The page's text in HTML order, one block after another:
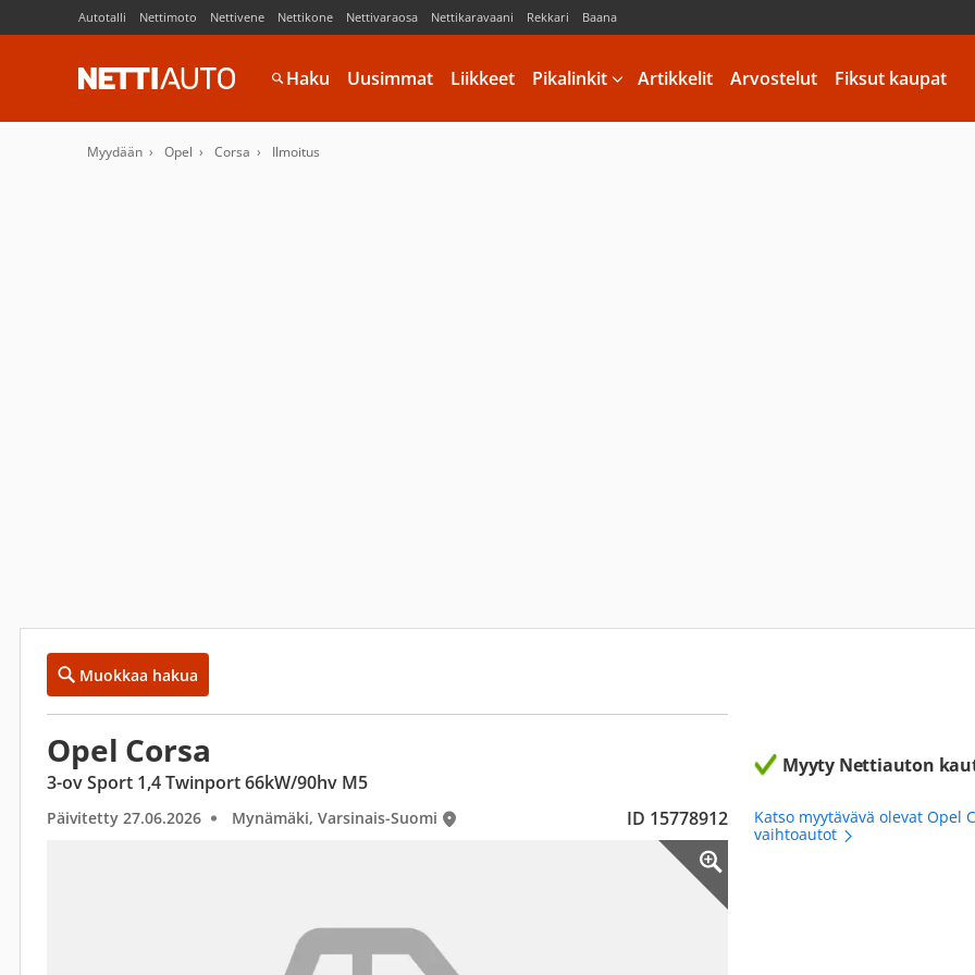
Autotalli Nettimoto Nettivene Nettikone Nettivaraosa Nettikaravaani Rekkari Baana
Haku Uusimmat Liikkeet Pikalinkit Artikkelit Arvostelut Fiksut kaupat
Myydään Opel Corsa Ilmoitus
Muokkaa hakua
Opel Corsa
3-ov Sport 1,4 Twinport 66kW/90hv M5
Päivitetty 27.06.2026 Mynämäki, Varsinais-Suomi ID 15778912
Myyty Nettiauton
Katso myytävävä olevat Opel
vaihtoautot